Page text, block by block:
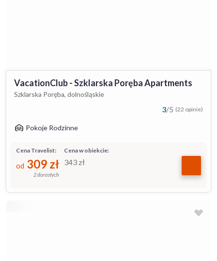
VacationClub - Szklarska Poręba Apartments
Szklarska Poręba, dolnośląskie
3/5 (22 opinie)
Pokoje Rodzinne
Cena w obiekcie:
343 zł
Cena Travelist:
od 309 zł
2 dorosłych